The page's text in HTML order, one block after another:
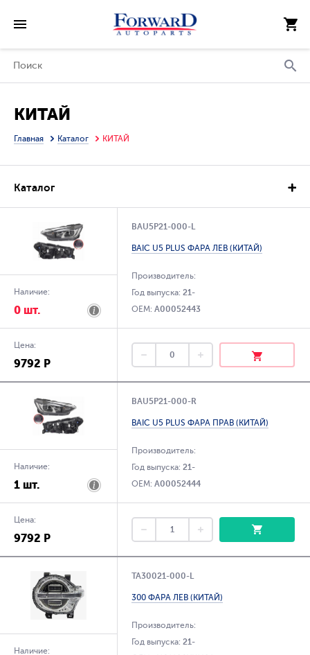
КИТАЙ
Главная Каталог КИТАЙ
Каталог
Наличие:
0 шт.
BAU5P21-000-L
BAIC U5 PLUS ФАРА ЛЕВ (КИТАЙ)
Производитель:
Год выпуска:21-
OEM:A00052443
Цена:
9792 Р
Наличие:
1 шт.
BAU5P21-000-R
BAIC U5 PLUS ФАРА ПРАВ (КИТАЙ)
Производитель:
Год выпуска:21-
OEM:A00052444
Цена:
9792 Р
Наличие:
TA30021-000-L
300 ФАРА ЛЕВ (КИТАЙ)
Производитель:
Год выпуска:21-